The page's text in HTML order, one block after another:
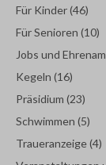
Für Kinder(46)
Für Senioren (10)
Jobs und
Kegeln (16)
Präsidium (23)
Schwimmen (5)
Traueranzeige(4)